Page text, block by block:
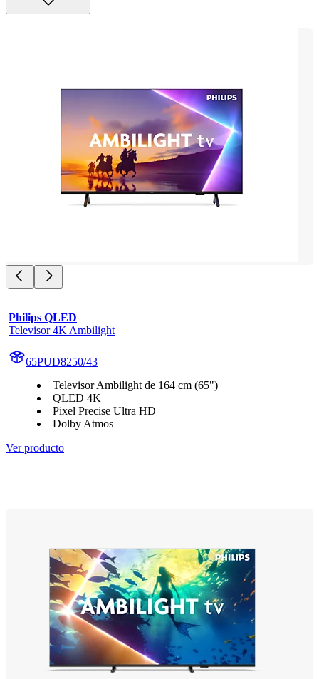
Philips QLED
Televisor 4K Ambilight
65PUD8250/43
Televisor Ambilight de 164 cm (65")
QLED 4K
Pixel Precise Ultra HD
Dolby Atmos
Ver producto